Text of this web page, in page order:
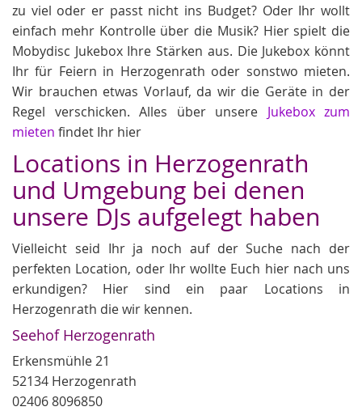
zu viel oder er passt nicht ins Budget? Oder Ihr wollt
einfach mehr Kontrolle über die Musik? Hier spielt die
Mobydisc Jukebox Ihre Stärken aus. Die Jukebox könnt
Ihr für Feiern in Herzogenrath oder sonstwo mieten.
Wir brauchen etwas Vorlauf, da wir die Geräte in der
Regel verschicken. Alles über unsere Jukebox zum
mieten findet Ihr hier
Locations in Herzogenrath
und Umgebung bei denen
unsere DJs aufgelegt haben
Vielleicht seid Ihr ja noch auf der Suche nach der
perfekten Location, oder Ihr wollte Euch hier nach uns
erkundigen? Hier sind ein paar Locations in
Herzogenrath die wir kennen.
Seehof Herzogenrath
Erkensmühle 21
52134 Herzogenrath
02406 8096850